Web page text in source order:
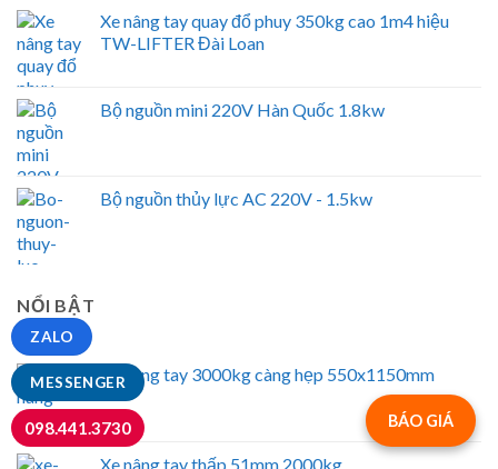
Xe nâng tay quay đổ phuy 350kg cao 1m4 hiệu
TW-LIFTER Đài Loan
Bộ nguồn mini 220V Hàn Quốc 1.8kw
Bộ nguồn thủy lực AC 220V - 1.5kw
NỔI BẬT
Xe nâng tay 3000kg càng hẹp 550x1150mm
Xe nâng tay thấp 51mm 2000kg
BÁO GIÁ
MESSENGER
ZALO
098.441.3730